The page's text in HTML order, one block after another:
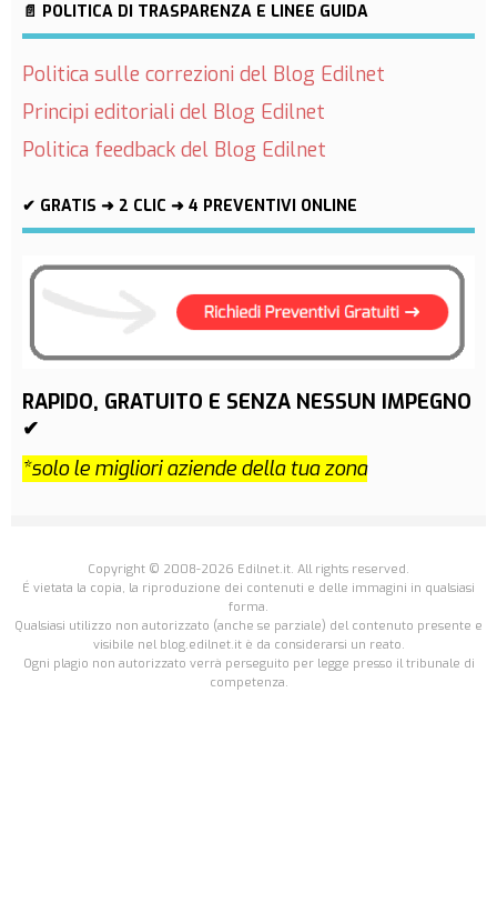
📄 POLITICA DI TRASPARENZA E LINEE GUIDA
Politica sulle correzioni del Blog Edilnet
Principi editoriali del Blog Edilnet
Politica feedback del Blog Edilnet
✔ GRATIS ➜ 2 CLIC ➜ 4 PREVENTIVI ONLINE
RAPIDO, GRATUITO E SENZA NESSUN IMPEGNO
✔
*solo le migliori aziende della tua zona
Copyright © 2008-2026 Edilnet.it. All rights reserved.
É vietata la copia, la riproduzione dei contenuti e delle immagini in qualsiasi
forma.
Qualsiasi utilizzo non autorizzato (anche se parziale) del contenuto presente e
visibile nel blog.edilnet.it è da considerarsi un reato.
Ogni plagio non autorizzato verrà perseguito per legge presso il tribunale di
competenza.